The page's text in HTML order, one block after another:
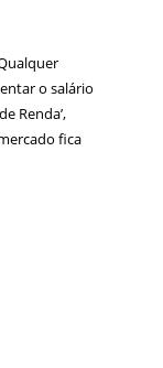
o salário
Renda’,
fica